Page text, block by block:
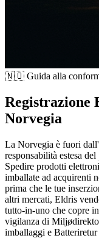
🇳🇴 Guida alla
Registrazione
Norvegia
La Norvegia è fuori
responsabilità estesa
Spedire prodotti
imballate ad acquirenti
prima che le tue
altri mercati, Eldris
tutto-in-uno che copre
vigilanza di
imballaggi e